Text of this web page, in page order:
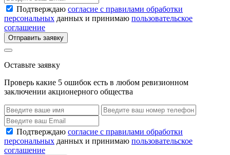
Подтверждаю согласие с правилами обработки
персональных данных и принимаю пользовательское
соглашение
Отправить заявку
Оставьте заявку
Проверь какие 5 ошибок есть в любом ревизионном
заключении акционерного общества
Подтверждаю согласие с правилами обработки
персональных данных и принимаю пользовательское
соглашение